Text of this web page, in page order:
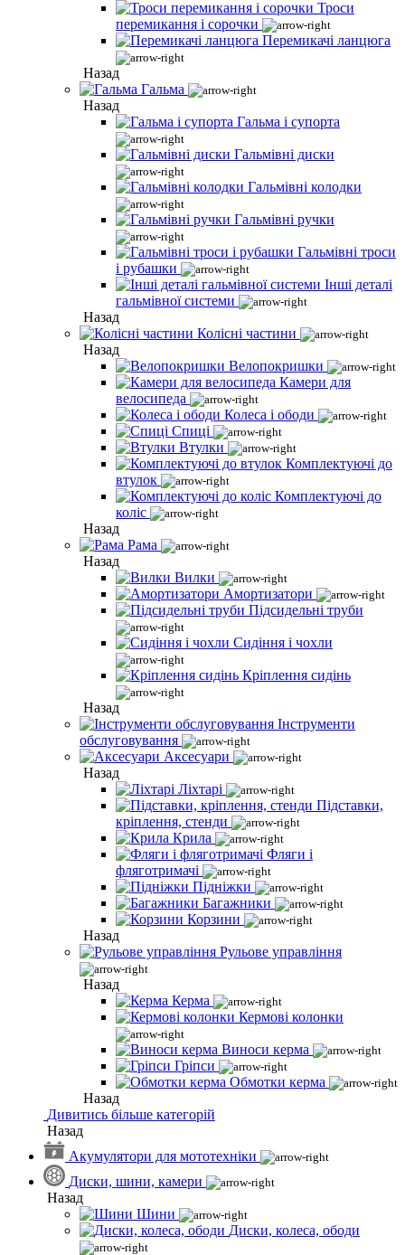
Троси
перемикання і сорочки
Перемикачі ланцюга
Назад
Гальма
Назад
Гальма і супорта
Гальмівні диски
Гальмівні колодки
Гальмівні ручки
Гальмівні троси
і рубашки
Інші деталі
гальмівної системи
Назад
Колісні частини
Назад
Велопокришки
Камери для
велосипеда
Колеса і ободи
Спиці
Втулки
Комплектуючі до
втулок
Комплектуючі до
коліс
Назад
Рама
Назад
Вилки
Амортизатори
Підсидельні труби
Сидіння і чохли
Кріплення сидінь
Назад
Інструменти
обслуговування
Аксесуари
Назад
Ліхтарі
Підставки,
кріплення, стенди
Крила
Фляги і
фляготримачі
Підніжки
Багажники
Корзини
Назад
Рульове управління
Назад
Керма
Кермові колонки
Виноси керма
Гріпси
Обмотки керма
Назад
Дивитись більше категорій
Назад
Акумулятори для мототехніки
Диски, шини, камери
Назад
Шини
Диски, колеса, ободи